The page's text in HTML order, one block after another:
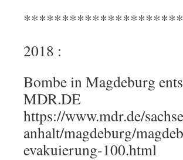
2018 :
Bombe in Magdeburg
MDR.DE
https://www.mdr.de/
anhalt/magdeburg/
evakuierung-100.html